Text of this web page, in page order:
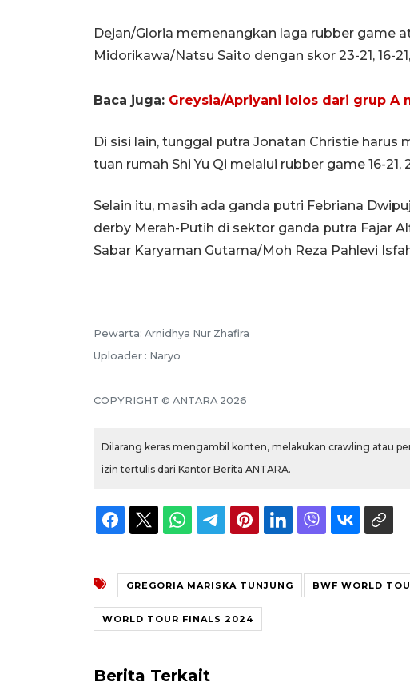
Dejan/Gloria memenangkan laga rubber game
Midorikawa/Natsu Saito dengan skor 23-21, 16-21,
Baca juga: Greysia/Apriyani lolos dari grup A
Di sisi lain, tunggal putra Jonatan Christie harus
tuan rumah Shi Yu Qi melalui rubber game 16-21,
Selain itu, masih ada ganda putri Febriana
derby Merah-Putih di sektor ganda putra Fajar
Sabar Karyaman Gutama/Moh Reza Pahlevi
Pewarta: Arnidhya Nur Zhafira
Uploader : Naryo
COPYRIGHT © ANTARA 2026
Dilarang keras mengambil konten, melakukan crawling atau
izin tertulis dari Kantor Berita ANTARA.
GREGORIA MARISKA TUNJUNG BWF WORLD
WORLD TOUR FINALS 2024
Berita Terkait